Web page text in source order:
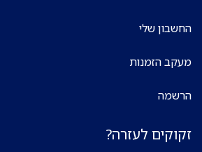
החשבון שלי
מעקב הזמנות
הרשמה
זקוקים לעזרה?